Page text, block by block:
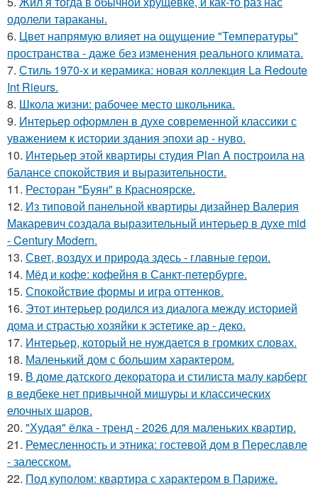
одолели тараканы.
6. Цвет напрямую влияет на ощущение "Температуры"
пространства - даже без изменения реального климата.
7. Стиль 1970-х и керамика: новая коллекция La Redoute
Int Rieurs.
8. Школа жизни: рабочее место школьника.
9. Интерьер оформлен в духе современной классики с
уважением к истории здания эпохи ар - нуво.
10. Интерьер этой квартиры студия Plan A построила на
балансе спокойствия и выразительности.
11. Ресторан "Буян" в Красноярске.
12. Из типовой панельной квартиры дизайнер Валерия
Макаревич создала выразительный интерьер в духе mid
- Century Modern.
13. Свет, воздух и природа здесь - главные герои.
14. Мёд и кофе: кофейня в Санкт-петербурге.
15. Спокойствие формы и игра оттенков.
16. Этот интерьер родился из диалога между историей
дома и страстью хозяйки к эстетике ар - деко.
17. Интерьер, который не нуждается в громких словах.
18. Маленький дом с большим характером.
19. В доме датского декоратора и стилиста малу карберг
в ведбеке нет привычной мишуры и классических
елочных шаров.
20. "Худая" ёлка - тренд - 2026 для маленьких квартир.
21. Ремесленность и этника: гостевой дом в Переславле
- залесском.
22. Под куполом: квартира с характером в Париже.